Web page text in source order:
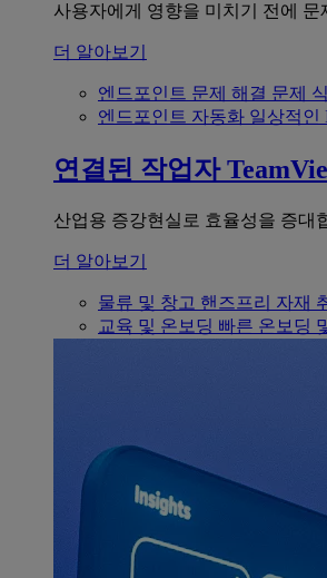
사용자에게 영향을 미치기 전에 문
더 알아보기
엔드포인트 문제 해결 문제
엔드포인트 자동화 일상적인
연결된 작업자
산업용 증강현실로 효율성을 증대
더 알아보기
물류 및 창고 핸즈프리 자재
교육 및 온보딩 빠른 온보딩